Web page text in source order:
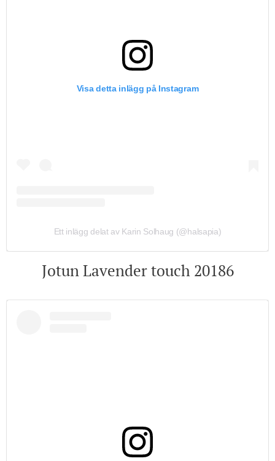
Visa detta inlägg på Instagram
Ett inlägg delat av Karin Solhaug (@halsapia)
Jotun Lavender touch 20186